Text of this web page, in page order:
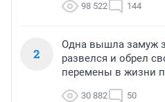
98 522 144
2
Одна вышла замуж
развелся и обрел
перемены в жизни
30 882 50